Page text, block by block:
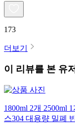
173
더보기
이 리뷰를 본 유
1800ml 2개 2500ml
스304 대용량 밀폐